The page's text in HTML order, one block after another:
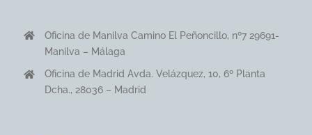
Oficina de Manilva Camino El Peñoncillo, nº7 29691-
Manilva – Málaga
Oficina de Madrid Avda. Velázquez, 10, 6º Planta
Dcha., 28036 – Madrid